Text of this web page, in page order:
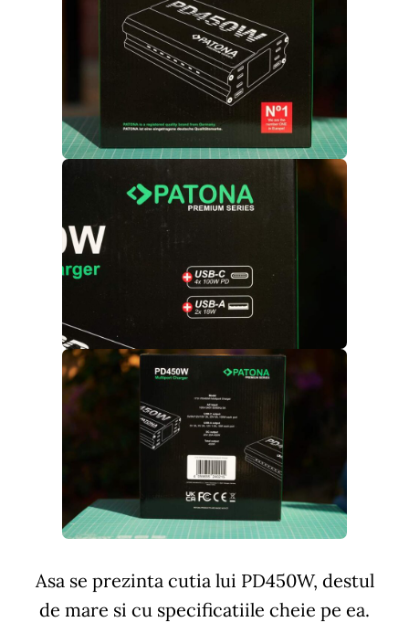
Asa se prezinta cutia lui PD450W, destul
de mare si cu specificatiile cheie pe ea.